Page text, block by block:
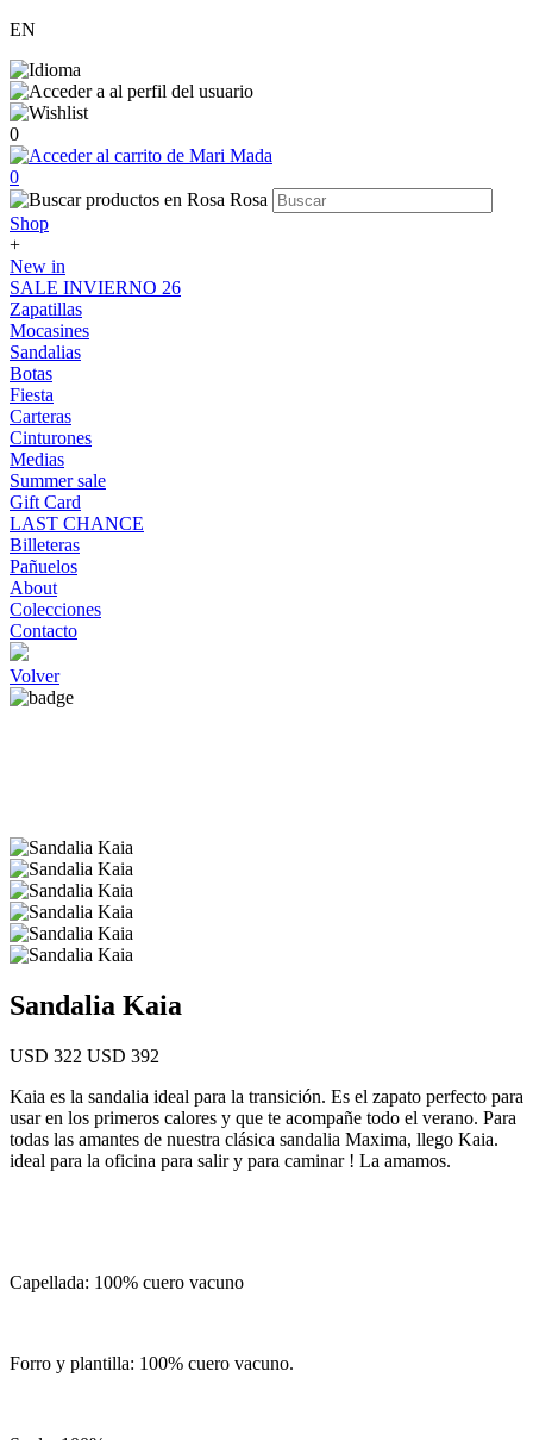
EN
0
0
Shop
+
New in
SALE INVIERNO 26
Zapatillas
Mocasines
Sandalias
Botas
Fiesta
Carteras
Cinturones
Medias
Summer sale
Gift Card
LAST CHANCE
Billeteras
Pañuelos
About
Colecciones
Contacto
Volver
Sandalia Kaia
USD 322 USD 392
Kaia es la sandalia ideal para la transición. Es el zapato perfecto para
usar en los primeros calores y que te acompañe todo el verano. Para
todas las amantes de nuestra clásica sandalia Maxima, llego Kaia.
ideal para la oficina para salir y para caminar ! La amamos.
Capellada: 100% cuero vacuno
Forro y plantilla: 100% cuero vacuno.